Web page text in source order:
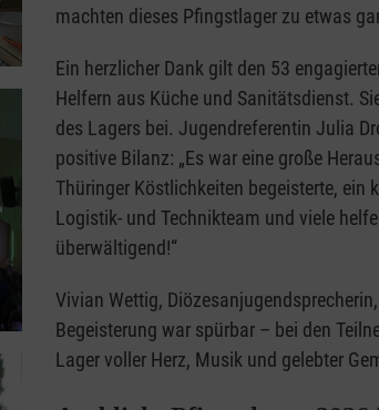
machten dieses Pfingstlager zu etwas
Ein herzlicher Dank gilt den 53
Helfern aus Küche und Sanitätsdienst.
des Lagers bei. Jugendreferentin Julia
positive Bilanz: „Es war eine große
Thüringer Köstlichkeiten begeisterte, ein
Logistik- und Technikteam und viele
überwältigend!“
Vivian Wettig,
Begeisterung war spürbar – bei den
Lager voller Herz, Musik und gelebter